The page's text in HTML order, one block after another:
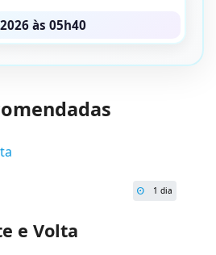
às 05h40
1 dia
e Volta